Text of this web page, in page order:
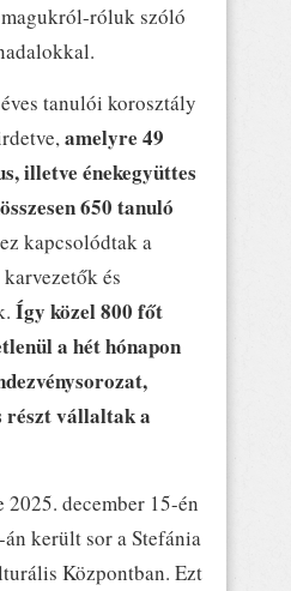
róluk szóló
tanulói korosztály
amelyre 49
illetve énekegyüttes
650 tanuló
kapcsolódtak a
és
Így közel 800 főt
a hét hónapon
részt vállaltak a
december 15-én
került sor a Stefánia
Központban. Ezt